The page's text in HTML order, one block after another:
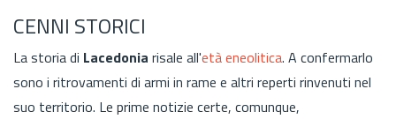
CENNI STORICI
La storia di Lacedonia risale all'età eneolitica. A confermarlo
sono i ritrovamenti di armi in rame e altri reperti rinvenuti nel
suo territorio. Le prime notizie certe, comunque,